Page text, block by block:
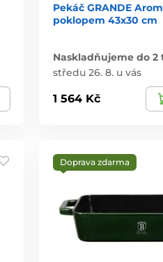
Pekáč GRANDE
poklopem 43x30 cm
Naskladňujeme do 2
středu 26. 8. u vás
1 564 Kč
Doprava zdarma